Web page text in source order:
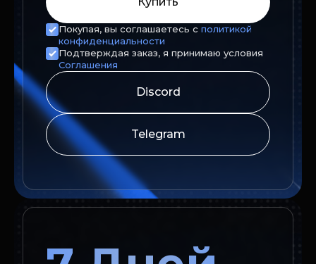
Покупая, вы соглашаетесь с политикой
конфиденциальности
Подтверждая заказ, я принимаю условия
Соглашения
Discord
Telegram